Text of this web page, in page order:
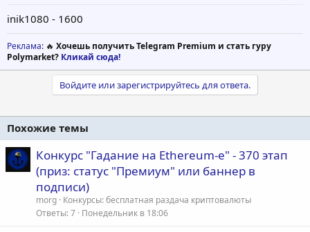
inik1080 - 1600
Реклама: 🔥 Хочешь получить Telegram Premium и стать гуру
Polymarket? Кликай сюда!
Войдите или зарегистрируйтесь для ответа.
Похожие темы
Конкурс "Гадание на Ethereum-е" - 370 этап
(приз: статус "Премиум" или баннер в
подписи)
morg Конкурсы: бесплатная раздача криптовалюты
Ответы 7 Понедельник в 18:06